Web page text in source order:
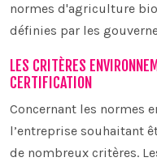
normes d'agriculture
définies par les
LES CRITÈRES
CERTIFICATION
Concernant les normes
l’entreprise souhaitant
de nombreux critères.